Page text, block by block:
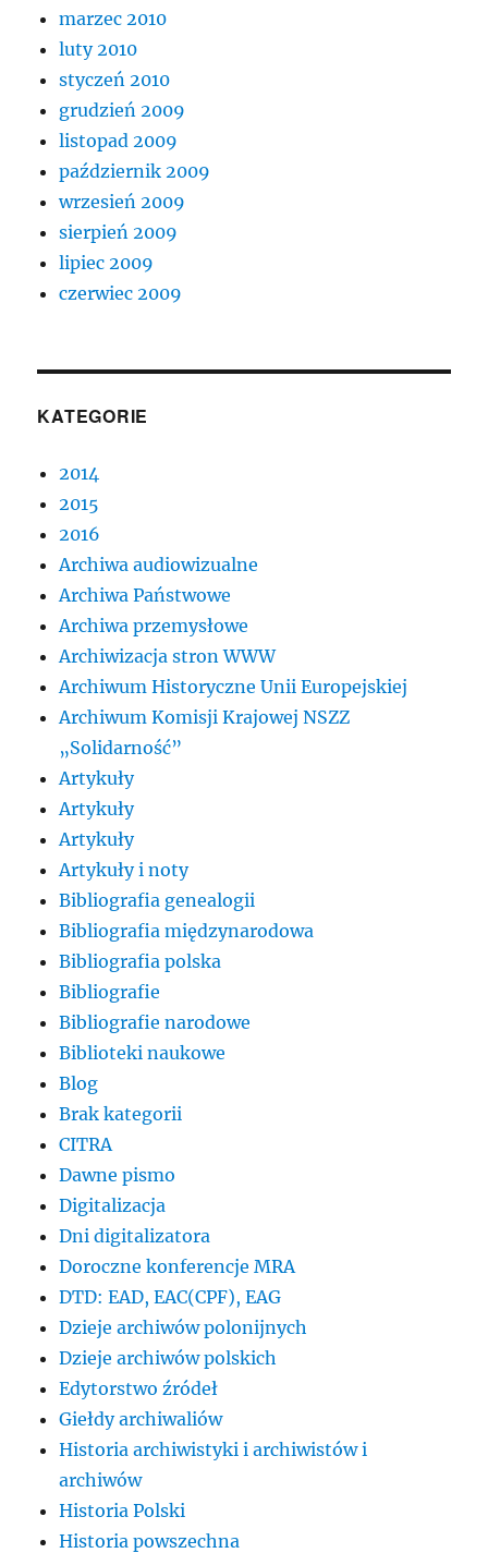
marzec 2010
luty 2010
styczeń 2010
grudzień 2009
listopad 2009
październik 2009
wrzesień 2009
sierpień 2009
lipiec 2009
czerwiec 2009
KATEGORIE
2014
2015
2016
Archiwa audiowizualne
Archiwa Państwowe
Archiwa przemysłowe
Archiwizacja stron WWW
Archiwum Historyczne Unii Europejskiej
Archiwum Komisji Krajowej NSZZ
„Solidarność”
Artykuły
Artykuły
Artykuły
Artykuły i noty
Bibliografia genealogii
Bibliografia międzynarodowa
Bibliografia polska
Bibliografie
Bibliografie narodowe
Biblioteki naukowe
Blog
Brak kategorii
CITRA
Dawne pismo
Digitalizacja
Dni digitalizatora
Doroczne konferencje MRA
DTD: EAD, EAC(CPF), EAG
Dzieje archiwów polonijnych
Dzieje archiwów polskich
Edytorstwo źródeł
Giełdy archiwaliów
Historia archiwistyki i archiwistów i
archiwów
Historia Polski
Historia powszechna